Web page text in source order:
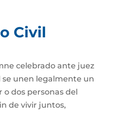
Civil
celebrado ante juez
se unen legalmente un
dos personas del
de vivir juntos,